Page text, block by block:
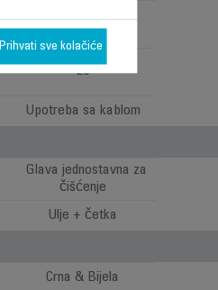
1 do 14 mm
20
Upotreba sa kablom
Glava jednostavna za
čišćenje
Ulje + četka
Crna & Bijela
Prihvati sve kolačiće